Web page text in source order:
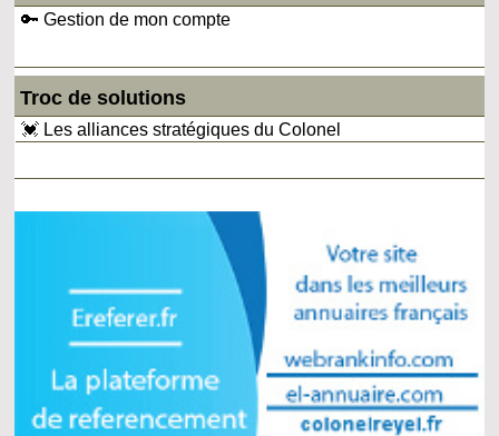
🔑 Gestion de mon compte
Troc de solutions
💓 Les alliances stratégiques du Colonel